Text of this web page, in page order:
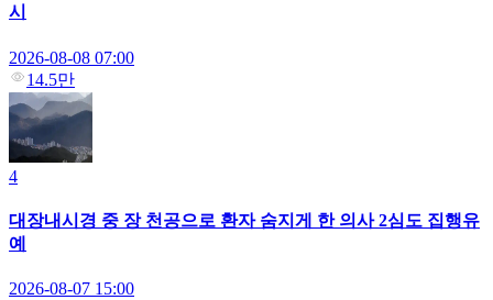
시
2026-08-08 07:00
14.5만
4
대장내시경 중 장 천공으로 환자 숨지게 한 의사 2심도 집행유
예
2026-08-07 15:00